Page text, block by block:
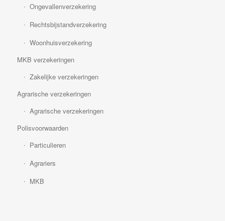
Ongevallenverzekering
Rechtsbijstandverzekering
Woonhuisverzekering
MKB verzekeringen
Zakelijke verzekeringen
Agrarische verzekeringen
Agrarische verzekeringen
Polisvoorwaarden
Particulieren
Agrariers
MKB